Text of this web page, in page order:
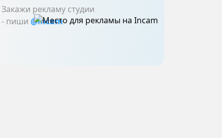
Закажи рекламу студии
- пиши @incam